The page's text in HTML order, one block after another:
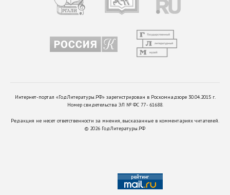
Интернет-портал «ГодЛитературы.РФ» зарегистрирован в Роскомнадзоре 30.04.2015 г.
Номер свидетельства ЭЛ № ФС 77 - 61688.
Редакция не несет ответственности за мнения, высказанные в комментариях читателей.
© 2026 ГодЛитературы.РФ